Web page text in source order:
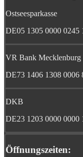
Ostseesparkasse
DE05 1305 0000 0245
VR Bank Mecklenburg
DE73 1406 1308 0006
DKB
DE23 1203 0000 0000
Öffnungszeiten: